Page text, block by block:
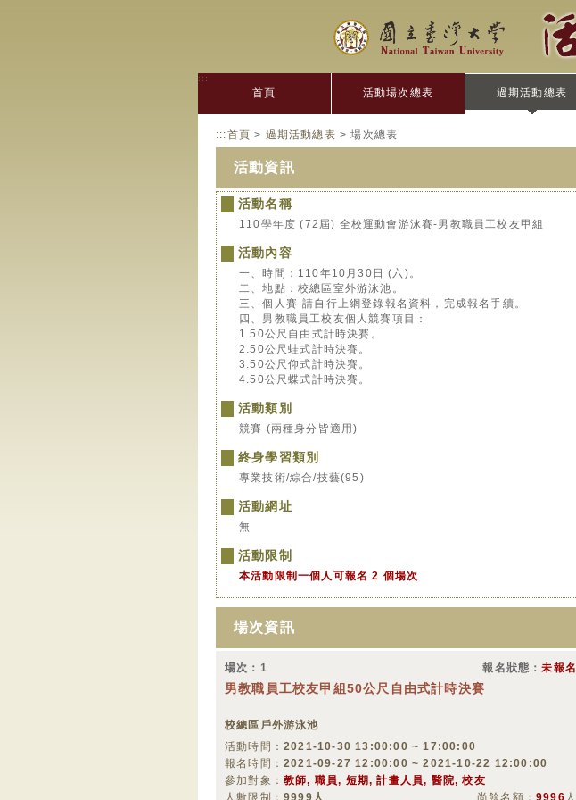
:::
首頁 活動場次總表 過期活動總表
:::首頁 > 過期活動總表 > 場次總表
活動資訊
活動名稱
110學年度 (72屆) 全校運動會游泳賽-男教職員工校友甲組
活動內容
一、時間：110年10月30日 (六)。
二、地點：校總區室外游泳池。
三、個人賽-請自行上網登錄報名資料，完成報名手續。
四、男教職員工校友個人競賽項目：
1.50公尺自由式計時決賽。
2.50公尺蛙式計時決賽。
3.50公尺仰式計時決賽。
4.50公尺蝶式計時決賽。
活動類別
競賽 (兩種身分皆適用)
終身學習類別
專業技術/綜合/技藝(95)
活動網址
無
活動限制
本活動限制一個人可報名 2 個場次
場次資訊
場次：1 報名狀態：未報名
男教職員工校友甲組50公尺自由式計時決賽
校總區戶外游泳池
活動時間： 2021-10-30 13:00:00 ~ 17:00:00
報名時間： 2021-09-27 12:00:00 ~ 2021-10-22 12:00:00
參加對象： 教師, 職員, 短期, 計畫人員, 醫院, 校友
人數限制： 9999人 尚餘名額： 9996 人